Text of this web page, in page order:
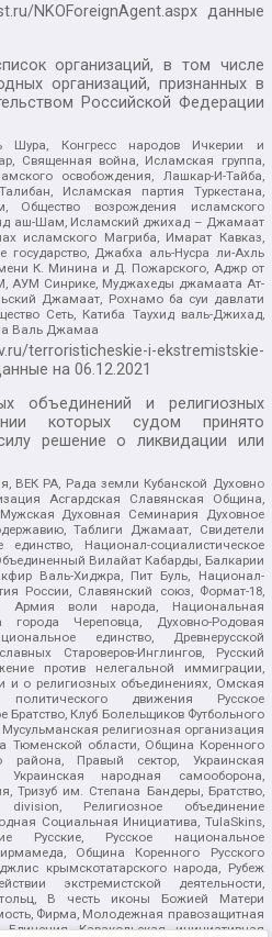
NKOForeignAgent.aspxданные
организаций, в том числе
организаций, признанных в
Российской Федерации
Шура, Конгресс народов Ичкерии и
Священная война, Исламская группа,
освобождения, Лашкар-И-Тайба,
Исламская партия Туркестана,
Общество возрождения исламского
аш-Шам, Исламский джихад – Джамаат
исламского Магриба, Имарат Кавказ,
Джабха аль-Нусра ли-Ахль
К. Минина и Д. Пожарского, Аджр от
АУМ Синрике, Муджахеды джамаата Ат-
Джамаат, Рохнамо ба суи давлати
Сеть, Катиба Таухид валь-Джихад,
Валь Джамаа
terroristicheskie-i-ekstremistskie-
на06.12.2021
объединений и религиозных
которых судом принято
решение о ликвидации или
ВЕК РА, Рада земли Кубанской Духовно
Асгардская Славянская Община,
Духовная Семинария Духовное
Таблиги Джамаат, Свидетели
Национал-социалистическое
Вилайат Кабарды, Балкарии
Валь-Хиджра, Пит Буль, Национал-
России, Славянский союз, Формат-18,
Армия воли народа, Национальная
города Череповца, Духовно-Родовая
единство, Древнерусской
Староверов-Инглингов, Русский
против нелегальной иммиграции,
и о религиозных объединениях, Омская
политического движения Русское
Братство, Клуб Болельщиков Футбольного
религиозная организация
Тюменской области, Община Коренного
района, Правый сектор, Украинская
народная самооборона,
Тризуб им. Степана Бандеры, Братство,
Религиозное объединение
Социальная Инициатива, TulaSkins,
Русские, Русское национальное
Община Коренного Русского
крымскотатарского народа, Рубеж
экстремистской деятельности,
В честь иконы Божией Матери
Фирма, Молодежная правозащитная
Каракольская инициативная